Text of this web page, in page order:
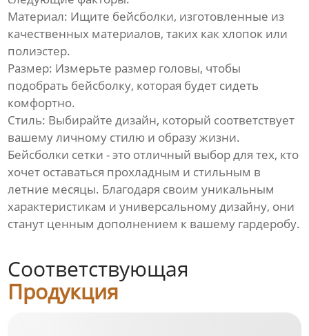
Материал: Ищите бейсболки, изготовленные из
качественных материалов, таких как хлопок или
полиэстер.
Размер: Измерьте размер головы, чтобы
подобрать бейсболку, которая будет сидеть
комфортно.
Стиль: Выбирайте дизайн, который соответствует
вашему личному стилю и образу жизни.
Бейсболки сетки - это отличный выбор для тех, кто
хочет оставаться прохладным и стильным в
летние месяцы. Благодаря своим уникальным
характеристикам и универсальному дизайну, они
станут ценным дополнением к вашему гардеробу.
Соответствующая
Продукция